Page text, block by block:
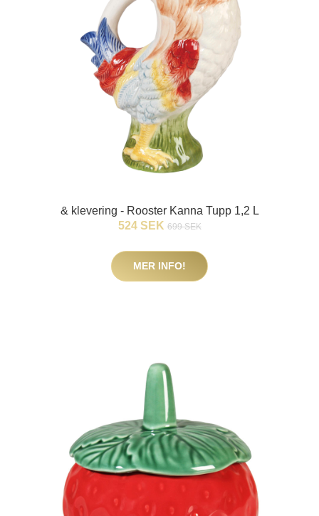
& klevering - Rooster Kanna Tupp 1,2 L
524 SEK 699 SEK
MER INFO!